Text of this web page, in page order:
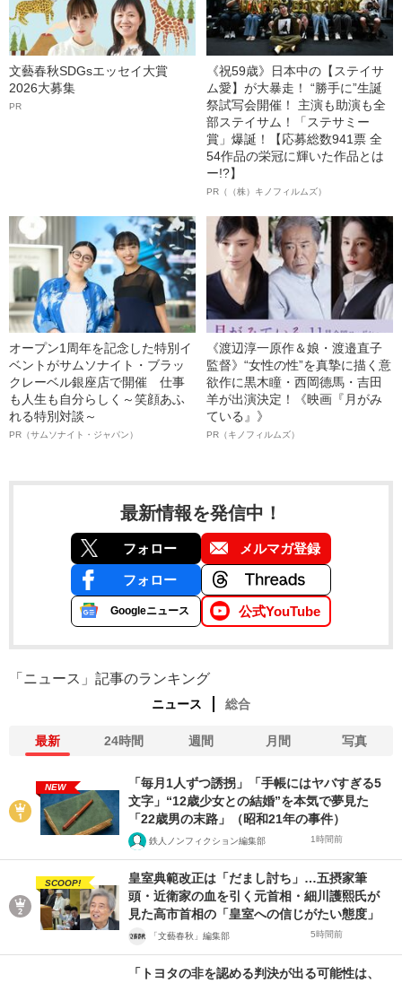
文藝春秋SDGsエッセイ大賞
2026大募集
PR
《祝59歳》日本中の【ステイサ
ム愛】が大暴走！ “勝手に”生誕
祭試写会開催！ 主演も助演も全
部ステイサム！「ステサミー
賞」爆誕！【応募総数941票 全
54作品の栄冠に輝いた作品とは
ー!?】
PR（（株）キノフィルムズ）
オープン1周年を記念した特別イ
ベントがサムソナイト・ブラッ
クレーベル銀座店で開催 仕事
も人生も自分らしく～笑顔あふ
れる特別対談～
PR（サムソナイト・ジャパン）
《渡辺淳一原作＆娘・渡邉直子
監督》“女性の性”を真摯に描く意
欲作に黒木瞳・西岡德馬・吉田
羊が出演決定！《映画『月がみ
ている』》
PR（キノフィルムズ）
最新情報を発信中！
フォロー メルマガ登録
フォロー
Googleニュース 公式YouTube
「ニュース」記事のランキング
ニュース 総合
最新 24時間 週間 月間 写真
NEW
「毎月1人ずつ誘拐」「手帳にはヤバすぎる5
文字」“12歳少女との結婚”を本気で夢見た
「22歳男の末路」（昭和21年の事件）
鉄人ノンフィクション編集部 1時間前
SCOOP!
皇室典範改正は「だまし討ち」…五摂家筆
頭・近衛家の血を引く元首相・細川護熙氏が
見た高市首相の「皇室への信じがたい態度」
「文藝春秋」編集部 5時間前
「トヨタの非を認める判決が出る可能性は、